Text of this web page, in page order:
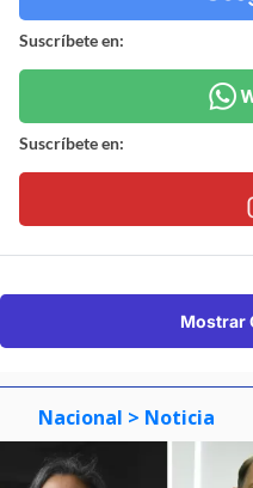
Suscríbete en:
Suscríbete en:
Mostrar
Nacional > Noticia